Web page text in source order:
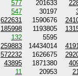
577 201633
547 30197
622631 1590676
185998 1193805
132
5595
259883 14434014
572232 1626675
43895 1871380
11 20953